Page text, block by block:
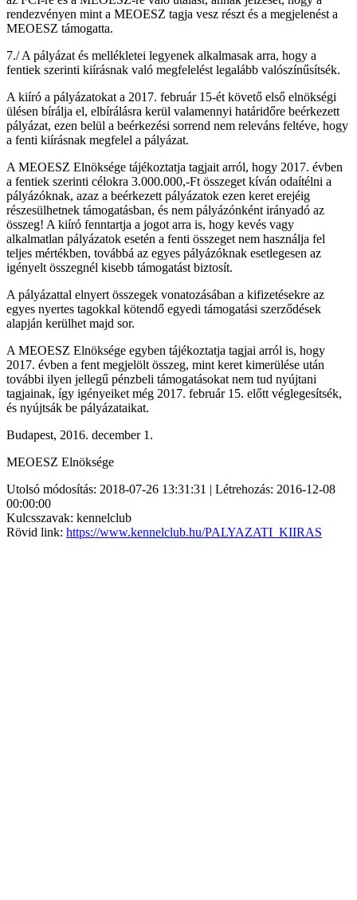
rendezvényen mint a MEOESZ tagja vesz részt és a megjelenést a
MEOESZ támogatta.
7./ A pályázat és mellékletei legyenek alkalmasak arra, hogy a
fentiek szerinti kiírásnak való megfelelést legalább valószínűsítsék.
A kiíró a pályázatokat a 2017. február 15-ét követő első elnökségi
ülésen bírálja el, elbírálásra kerül valamennyi határidőre beérkezett
pályázat, ezen belül a beérkezési sorrend nem releváns feltéve, hogy
a fenti kiírásnak megfelel a pályázat.
A MEOESZ Elnöksége tájékoztatja tagjait arról, hogy 2017. évben
a fentiek szerinti célokra 3.000.000,-Ft összeget kíván odaítélni a
pályázóknak, azaz a beérkezett pályázatok ezen keret erejéig
részesülhetnek támogatásban, és nem pályázónként irányadó az
összeg! A kiíró fenntartja a jogot arra is, hogy kevés vagy
alkalmatlan pályázatok esetén a fenti összeget nem használja fel
teljes mértékben, továbbá az egyes pályázóknak esetlegesen az
igényelt összegnél kisebb támogatást biztosít.
A pályázattal elnyert összegek vonatozásában a kifizetésekre az
egyes nyertes tagokkal kötendő egyedi támogatási szerződések
alapján kerülhet majd sor.
A MEOESZ Elnöksége egyben tájékoztatja tagjai arról is, hogy
2017. évben a fent megjelölt összeg, mint keret kimerülése után
további ilyen jellegű pénzbeli támogatásokat nem tud nyújtani
tagjainak, így igényeiket még 2017. február 15. előtt véglegesítsék,
és nyújtsák be pályázataikat.
Budapest, 2016. december 1.
MEOESZ Elnöksége
Utolsó módosítás: 2018-07-26 13:31:31 | Létrehozás: 2016-12-08
00:00:00
Kulcsszavak: kennelclub
Rövid link: https://www.kennelclub.hu/PALYAZATI_KIIRAS